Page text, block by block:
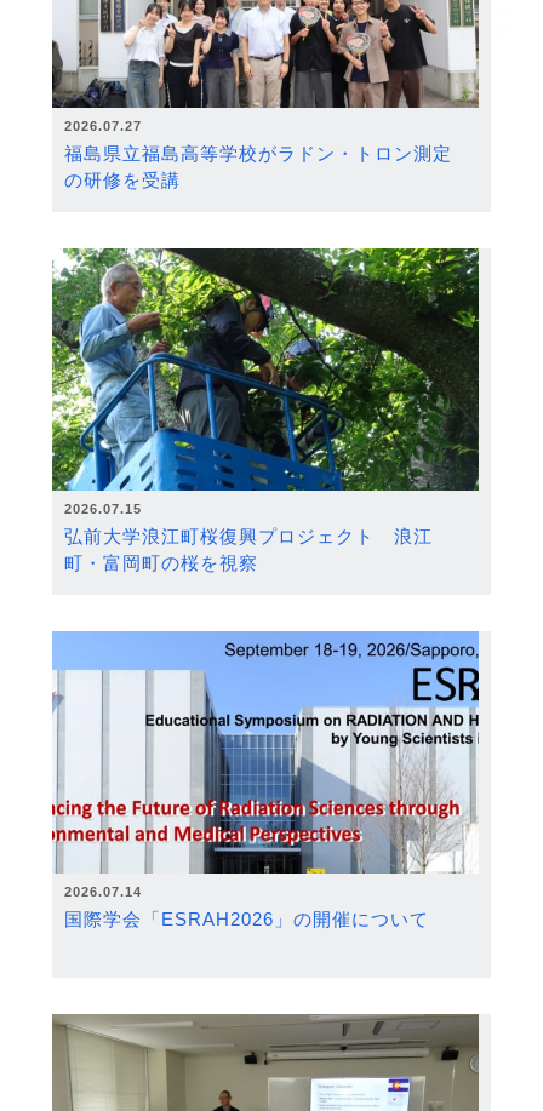
2026.07.27
福島県立福島高等学校がラドン・トロン測定
の研修を受講
2026.07.15
弘前大学浪江町桜復興プロジェクト 浪江
町・富岡町の桜を視察
2026.07.14
国際学会「ESRAH2026」の開催について